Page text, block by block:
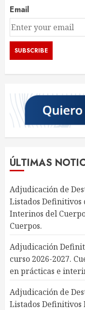
Email
ÚLTIMAS
Adjudicación de
Listados Definitivos
Interinos del
Cuerpos.
Adjudicación
curso 2026-2027.
en prácticas e
Adjudicación de
Listados Definitivos